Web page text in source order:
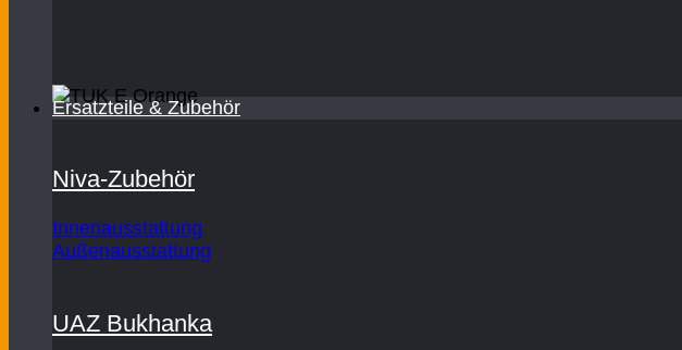
Ersatzteile & Zubehör
Niva-Zubehör
Innenausstattung
Außenausstattung
UAZ Bukhanka